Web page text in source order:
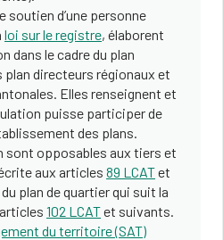
soutien d’une personne
loi sur le registre, élaborent
dans le cadre du plan
directeurs régionaux et
Elles renseignent et
puisse participer de
des plans.
sont opposables aux tiers et
aux articles 89 LCATet
plan de quartier qui suit la
102 LCATet suivants.
du territoire (SAT)